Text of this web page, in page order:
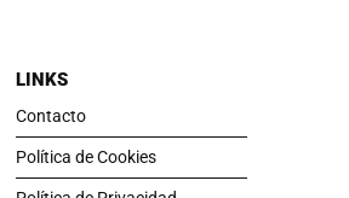
LINKS
Contacto
Política de Cookies